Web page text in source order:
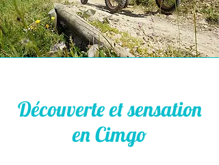
Découverte et sensation
en Cimgo